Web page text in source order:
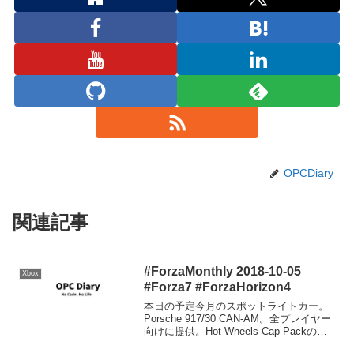
OPCDiary
関連記事
Xbox
#ForzaMonthly 2018-10-05
#Forza7 #ForzaHorizon4
本日の予定今月のスポットライトカー。
Porsche 917/30 CAN-AM。全プレイヤー
向けに提供。Hot Wheels Cap Packの話